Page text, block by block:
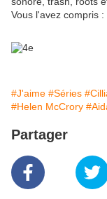
Vous l'avez compris
#J'aime #Séries
#Helen McCrory
Partager